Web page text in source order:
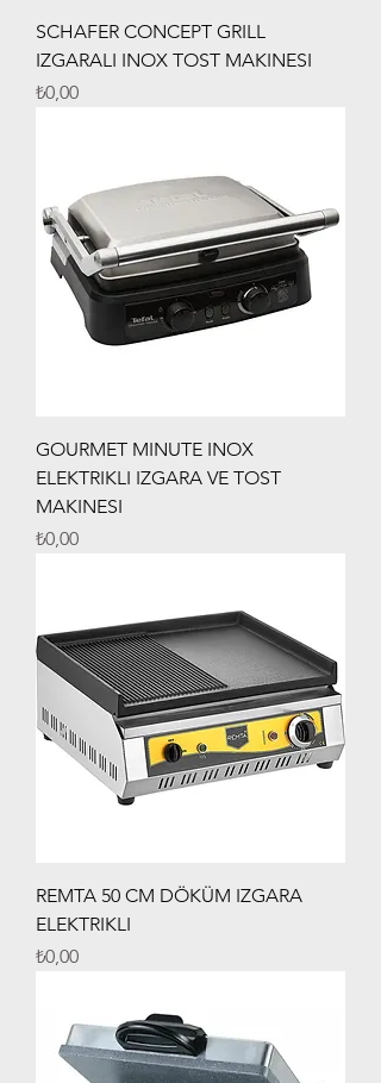
SCHAFER CONCEPT GRILL
IZGARALI INOX TOST MAKINESI
Fiyat
₺0,00
GOURMET MINUTE INOX
ELEKTRIKLI IZGARA VE TOST
MAKINESI
Fiyat
₺0,00
REMTA 50 CM DÖKÜM IZGARA
ELEKTRIKLI
Fiyat
₺0,00